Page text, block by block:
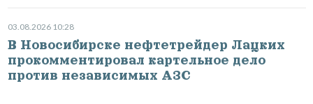
03.08.2026 10:28
В Новосибирске нефтетрейдер Лацких
прокомментировал картельное дело
против независимых АЗС